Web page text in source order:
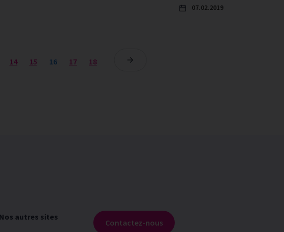
07.02.2019
14 15 16 17 18
Nos autres sites
Contactez-nous